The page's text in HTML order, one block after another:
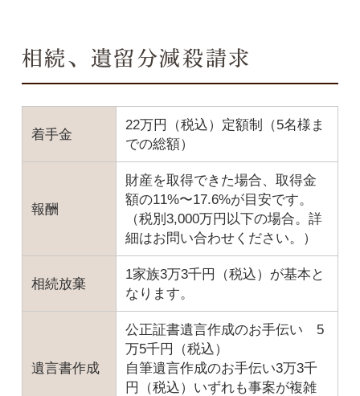
相続、遺留分減殺請求
着手金
22万円（税込）定額制（5名様ま
での総額）
報酬
財産を取得できた場合、取得金
額の11%〜17.6%が目安です。
（税別3,000万円以下の場合。詳
細はお問い合わせください。）
相続放棄
1家族3万3千円（税込）が基本と
なります。
遺言書作成
公正証書遺言作成のお手伝い 5
万5千円（税込）
自筆遺言作成のお手伝い3万3千
円（税込）いずれも事案が複雑